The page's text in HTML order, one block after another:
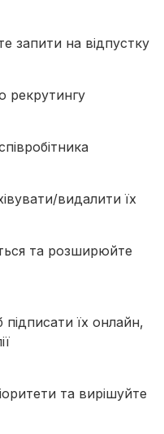
запити на відпустку
рекрутингу
видалити їх
та розширюйте
їх онлайн,
та вирішуйте